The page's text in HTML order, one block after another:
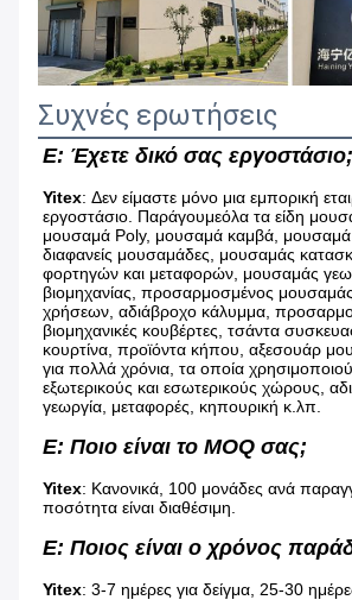
Συχνές ερωτήσεις
Ε: Έχετε δικό σας εργοστάσιο;
Yitex: Δεν είμαστε μόνο μια εμπορική
εργοστάσιο. Παράγουμεόλα τα είδη
μουσαμά Poly, μουσαμά καμβά, μουσαμά
διαφανείς μουσαμάδες, μουσαμάς
φορτηγών και μεταφορών, μουσαμάς
βιομηχανίας, προσαρμοσμένος
χρήσεων, αδιάβροχο κάλυμμα,
βιομηχανικές κουβέρτες, τσάντα
κουρτίνα, προϊόντα κήπου, αξεσουάρ
για πολλά χρόνια, τα οποία
εξωτερικούς και εσωτερικούς χώρους,
γεωργία, μεταφορές, κηπουρική κ.λπ.
Ε: Ποιο είναι το MOQ σας;
Yitex: Κανονικά, 100 μονάδες ανά
ποσότητα είναι διαθέσιμη.
Ε: Ποιος είναι ο χρόνος
Yitex: 3-7 ημέρες για δείγμα, 25-30